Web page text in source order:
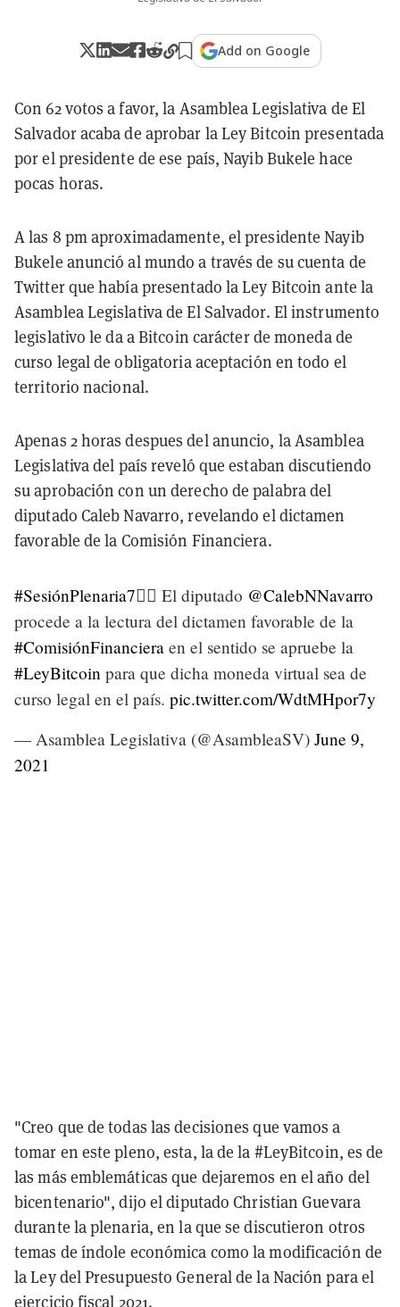
Add on Google
Con 62 votos a favor, la Asamblea Legislativa de El
Salvador acaba de aprobar la Ley Bitcoin presentada
por el presidente de ese país, Nayib Bukele hace
pocas horas.
A las 8 pm aproximadamente, el presidente Nayib
Bukele anunció al mundo a través de su cuenta de
Twitter que había presentado la Ley Bitcoin ante la
Asamblea Legislativa de El Salvador. El instrumento
legislativo le da a Bitcoin carácter de moneda de
curso legal de obligatoria aceptación en todo el
territorio nacional.
Apenas 2 horas despues del anuncio, la Asamblea
Legislativa del país reveló que estaban discutiendo
su aprobación con un derecho de palabra del
diputado Caleb Navarro, revelando el dictamen
favorable de la Comisión Financiera.
#SesiónPlenaria7✍🏻 El diputado @CalebNNavarro
procede a la lectura del dictamen favorable de la
#ComisiónFinanciera en el sentido se apruebe la
#LeyBitcoin para que dicha moneda virtual sea de
curso legal en el país. pic.twitter.com/WdtMHpor7y
— Asamblea Legislativa (@AsambleaSV) June 9,
2021
"Creo que de todas las decisiones que vamos a
tomar en este pleno, esta, la de la #LeyBitcoin, es de
las más emblemáticas que dejaremos en el año del
bicentenario", dijo el diputado Christian Guevara
durante la plenaria, en la que se discutieron otros
temas de índole económica como la modificación de
la Ley del Presupuesto General de la Nación para el
ejercicio fiscal 2021.